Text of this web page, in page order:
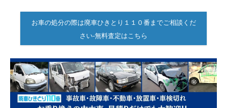
お車の処分の際は廃車ひきとり１１０番までご相談くだ
さい-無料査定はこちら